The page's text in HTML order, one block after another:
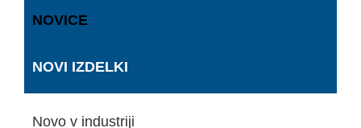
NOVICE
NOVI IZDELKI
Novo v industriji